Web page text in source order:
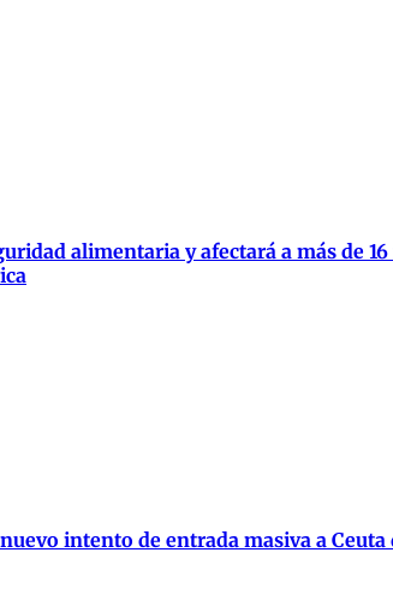
alimentaria y afectará a más de
intento de entrada masiva a Ceuta